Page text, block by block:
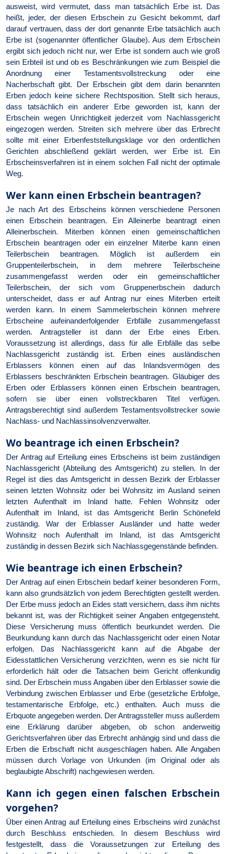
ausweist, wird vermutet, dass man tatsächlich Erbe ist. Das
heißt, jeder, der diesen Erbschein zu Gesicht bekommt, darf
darauf vertrauen, dass der dort genannte Erbe tatsächlich auch
Erbe ist (sogenannter öffentlicher Glaube). Aus dem Erbschein
ergibt sich jedoch nicht nur, wer Erbe ist sondern auch wie groß
sein Erbteil ist und ob es Beschränkungen wie zum Beispiel die
Anordnung einer Testamentsvollstreckung oder eine
Nacherbschaft gibt. Der Erbschein gibt dem darin benannten
Erben jedoch keine sichere Rechtsposition. Stellt sich heraus,
dass tatsächlich ein anderer Erbe geworden ist, kann der
Erbschein wegen Unrichtigkeit jederzeit vom Nachlassgericht
eingezogen werden. Streiten sich mehrere über das Erbrecht
sollte mit einer Erbenfeststellungsklage vor den ordentlichen
Gerichten abschließend geklärt werden, wer Erbe ist. Ein
Erbscheinsverfahren ist in einem solchen Fall nicht der optimale
Weg.
Wer kann einen Erbschein beantragen?
Je nach Art des Erbscheins können verschiedene Personen
einen Erbschein beantragen. Ein Alleinerbe beantragt einen
Alleinerbschein. Miterben können einen gemeinschaftlichen
Erbschein beantragen oder ein einzelner Miterbe kann einen
Teilerbschein beantragen. Möglich ist außerdem ein
Gruppenteilerbschein, in dem mehrere Teilerbscheine
zusammengefasst werden oder ein gemeinschaftlicher
Teilerbschein, der sich vom Gruppenerbschein dadurch
unterscheidet, dass er auf Antrag nur eines Miterben erteilt
werden kann. In einem Sammelerbschein können mehrere
Erbscheine aufeinanderfolgender Erbfälle zusammengefasst
werden. Antragsteller ist dann der Erbe eines Erben.
Voraussetzung ist allerdings, dass für alle Erbfälle das selbe
Nachlassgericht zuständig ist. Erben eines ausländischen
Erblassers können einen auf das Inlandsvermögen des
Erblassers beschränkten Erbschein beantragen. Gläubiger des
Erben oder Erblassers können einen Erbschein beantragen,
sofern sie über einen vollstreckbaren Titel verfügen.
Antragsberechtigt sind außerdem Testamentsvollstrecker sowie
Nachlass- und Nachlassinsolvenzverwalter.
Wo beantrage ich einen Erbschein?
Der Antrag auf Erteilung eines Erbscheins ist beim zuständigen
Nachlassgericht (Abteilung des Amtsgericht) zu stellen. In der
Regel ist dies das Amtsgericht in dessen Bezirk der Erblasser
seinen letzten Wohnsitz oder bei Wohnsitz im Ausland seinen
letzten Aufenthalt im Inland hatte. Fehlen Wohnsitz oder
Aufenthalt im Inland, ist das Amtsgericht Berlin Schönefeld
zuständig. War der Erblasser Ausländer und hatte weder
Wohnsitz noch Aufenthalt im Inland, ist das Amtsgericht
zuständig in dessen Bezirk sich Nachlassgegenstände befinden.
Wie beantrage ich einen Erbschein?
Der Antrag auf einen Erbschein bedarf keiner besonderen Form,
kann also grundsätzlich von jedem Berechtigten gestellt werden.
Der Erbe muss jedoch an Eides statt versichern, dass ihm nichts
bekannt ist, was der Richtigkeit seiner Angaben entgegensteht.
Diese Versicherung muss öffentlich beurkundet werden. Die
Beurkundung kann durch das Nachlassgericht oder einen Notar
erfolgen. Das Nachlassgericht kann auf die Abgabe der
Eidesstattlichen Versicherung verzichten, wenn es sie nicht für
erforderlich hält oder die Tatsachen beim Gericht offenkundig
sind. Der Erbschein muss Angaben über den Erblasser sowie die
Verbindung zwischen Erblasser und Erbe (gesetzliche Erbfolge,
testamentarische Erbfolge, etc.) enthalten. Auch muss die
Erbquote angegeben werden. Der Antragssteller muss außerdem
eine Erklärung darüber abgeben, ob schon anderweitig
Gerichtsverfahren über das Erbrecht anhängig sind und dass die
Erben die Erbschaft nicht ausgeschlagen haben. Alle Angaben
müssen durch Vorlage von Urkunden (im Original oder als
beglaubigte Abschrift) nachgewiesen werden.
Kann ich gegen einen falschen Erbschein
vorgehen?
Über einen Antrag auf Erteilung eines Erbscheins wird zunächst
durch Beschluss entschieden. In diesem Beschluss wird
festgestellt, dass die Voraussetzungen zur Erteilung des